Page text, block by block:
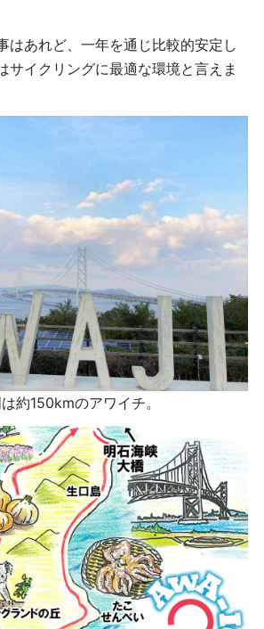
はあれど、一年を通じ比較的安定し
サイクリングに最適な環境と言えま
約150kmのアワイチ。